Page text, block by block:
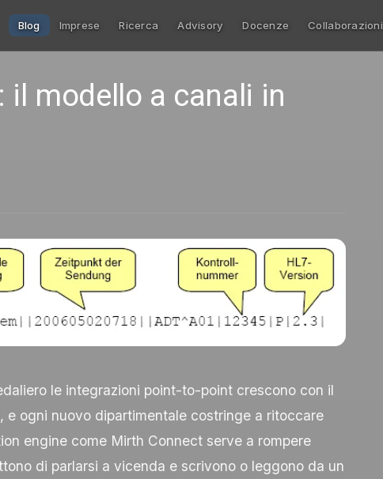
Blog Imprese Ricerca Advisory Docenze Collaborazioni
il modello a canali in
le integrazioni point-to-point crescono con il
e ogni nuovo dipartimentale costringe a ritoccare
engine come Mirth Connect serve a rompere
di parlarsi a vicenda e scrivono o leggono da un